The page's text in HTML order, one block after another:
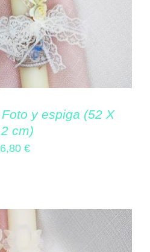
y espiga (52 X
cm)
€